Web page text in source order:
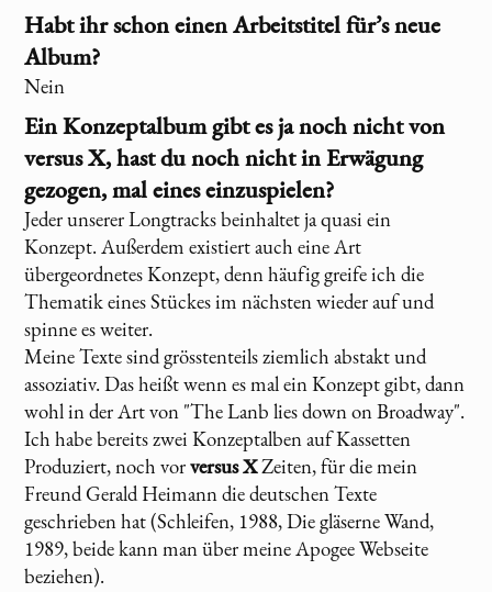
Habt ihr schon einen Arbeitstitel für’s neue
Album?
Nein
Ein Konzeptalbum gibt es ja noch nicht von
versus X, hast du noch nicht in Erwägung
gezogen, mal eines einzuspielen?
Jeder unserer Longtracks beinhaltet ja quasi ein
Konzept. Außerdem existiert auch eine Art
übergeordnetes Konzept, denn häufig greife ich die
Thematik eines Stückes im nächsten wieder auf und
spinne es weiter.
Meine Texte sind grösstenteils ziemlich abstakt und
assoziativ. Das heißt wenn es mal ein Konzept gibt, dann
wohl in der Art von "The Lanb lies down on Broadway".
Ich habe bereits zwei Konzeptalben auf Kassetten
Produziert, noch vorversus XZeiten, für die mein
Freund Gerald Heimann die deutschen Texte
geschrieben hat (Schleifen, 1988, Die gläserne Wand,
1989, beide kann man über meine Apogee Webseite
beziehen).